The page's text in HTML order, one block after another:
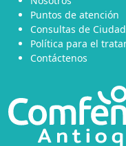
Puntos de atención
Consultas de Ciudad
Política para el
Contáctenos